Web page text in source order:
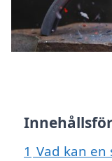
1 Vad kan en